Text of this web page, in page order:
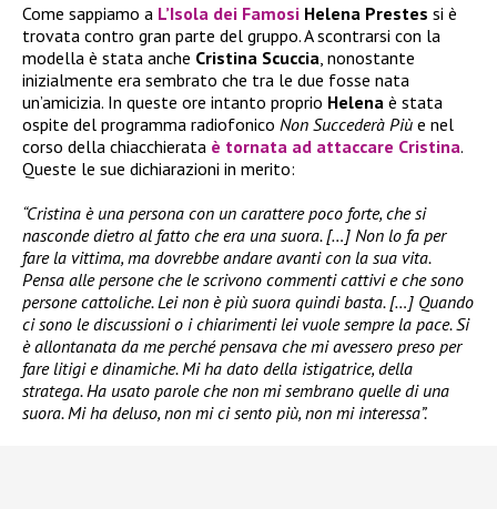
Come sappiamo a L’Isola dei Famosi Helena Prestes si è
trovata contro gran parte del gruppo. A scontrarsi con la
modella è stata anche Cristina Scuccia , nonostante
inizialmente era sembrato che tra le due fosse nata
un’amicizia. In queste ore intanto proprio Helena è stata
ospite del programma radiofonico Non Succederà Più e nel
corso della chiacchierata è tornata ad attaccare Cristina.
Queste le sue dichiarazioni in merito:
“Cristina è una persona con un carattere poco forte, che si
nasconde dietro al fatto che era una suora. […] Non lo fa per
fare la vittima, ma dovrebbe andare avanti con la sua vita.
Pensa alle persone che le scrivono commenti cattivi e che sono
persone cattoliche. Lei non è più suora quindi basta. […] Quando
ci sono le discussioni o i chiarimenti lei vuole sempre la pace. Si
è allontanata da me perché pensava che mi avessero preso per
fare litigi e dinamiche. Mi ha dato della istigatrice, della
stratega. Ha usato parole che non mi sembrano quelle di una
suora. Mi ha deluso, non mi ci sento più, non mi interessa”.